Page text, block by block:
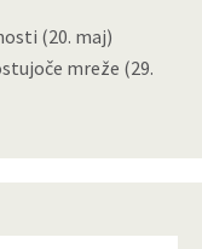
(20. maj)
mreže (29.